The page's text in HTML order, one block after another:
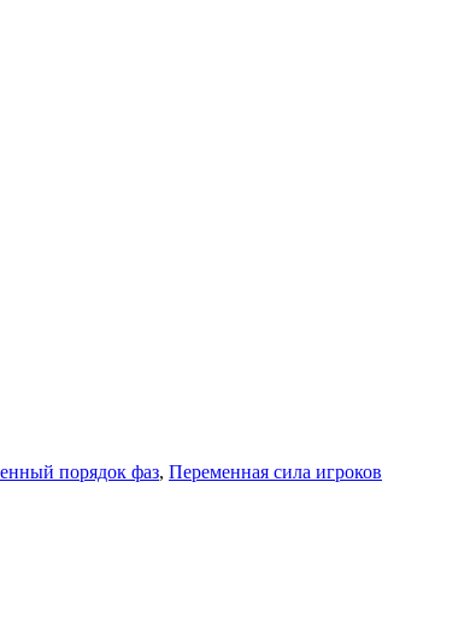
порядок фаз, Переменная сила игроков